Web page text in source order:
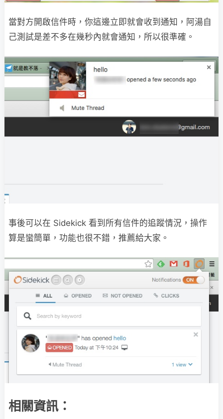
當對方開啟信件時，你這邊立即就會收到通知，阿湯自
己測試是差不多在幾秒內就會通知，所以很準確。
事後可以在 Sidekick 看到所有信件的追蹤情況，操作
算是蠻簡單，功能也很不錯，推薦給大家。
相關資訊：